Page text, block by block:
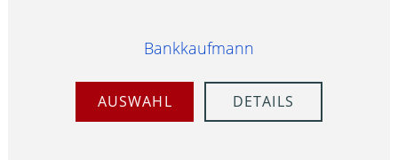
Bankkaufmann
AUSWAHL DETAILS